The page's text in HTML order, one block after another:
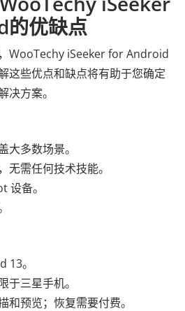
优缺点
WooTechy iSeeker for Android
这些优点和缺点将有助于您确定
决方案。
大多数场景。
无需任何技术技能。
设备。
13。
于三星手机。
和预览；恢复需要付费。